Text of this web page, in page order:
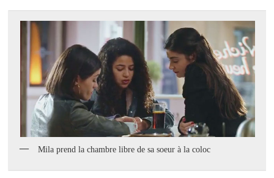
Mila prend la chambre libre de sa soeur à la coloc